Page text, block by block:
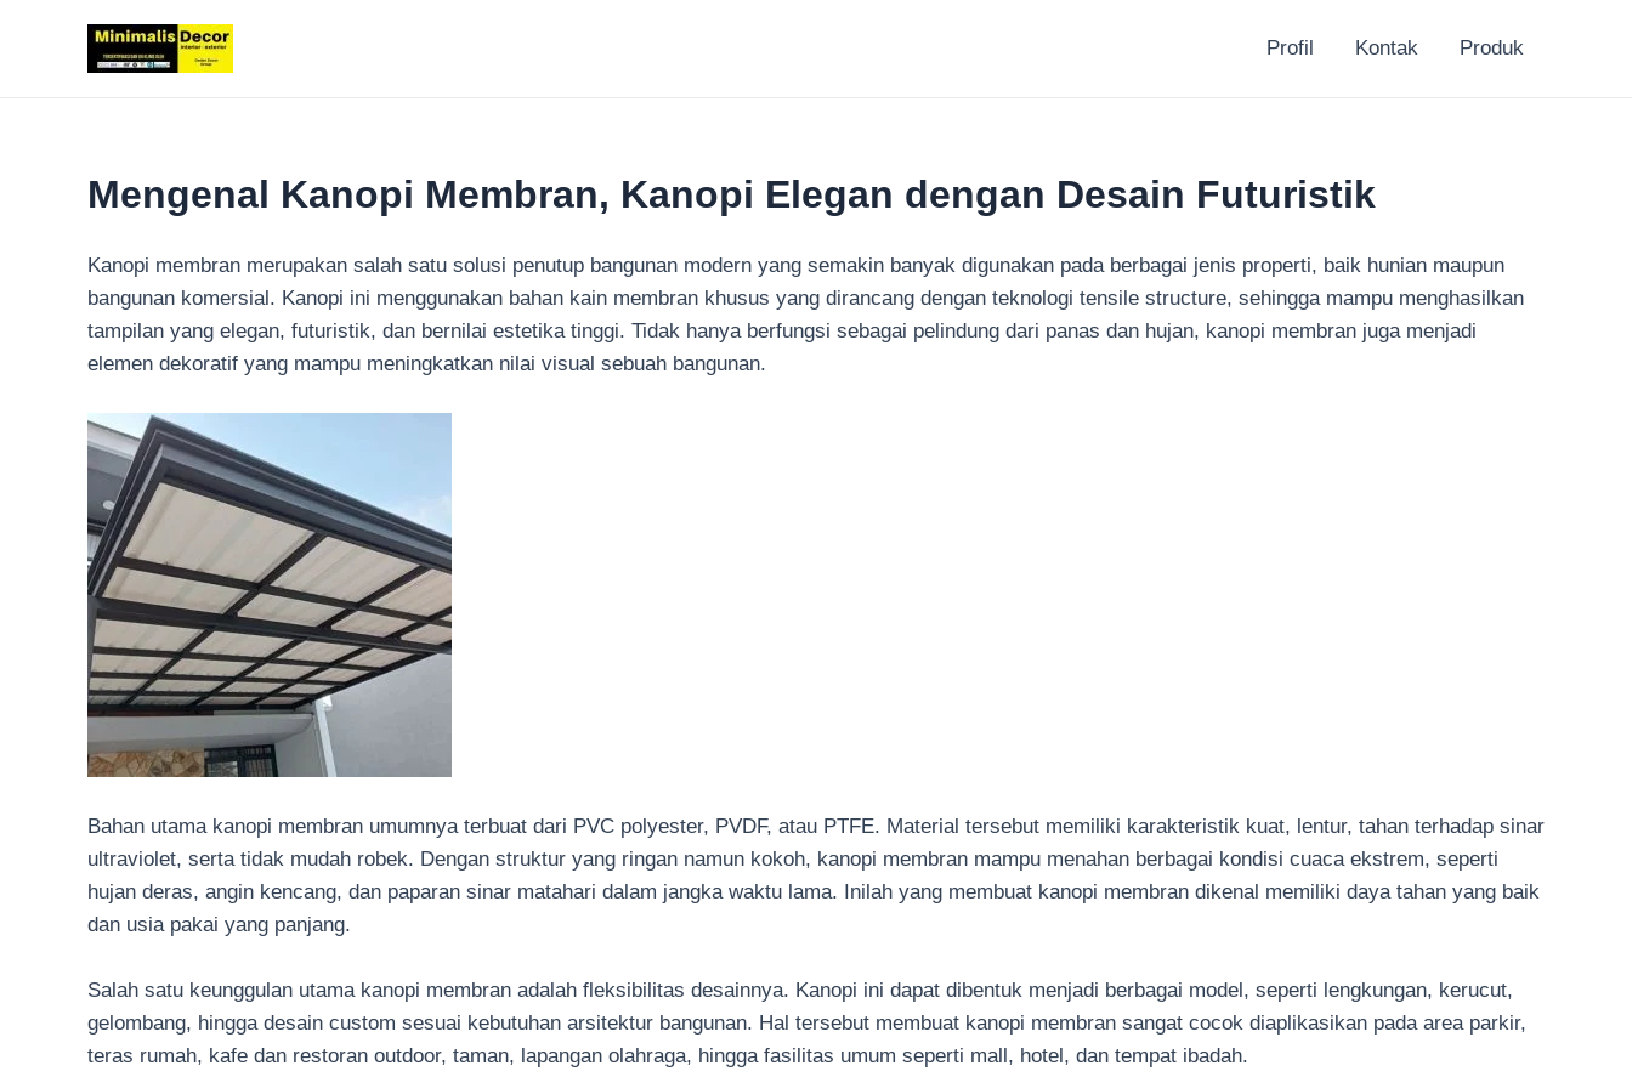
Profil Kontak Produk
Mengenal Kanopi Membran, Kanopi Elegan dengan Desain Futuristik
Kanopi membran merupakan salah satu solusi penutup bangunan modern yang semakin banyak digunakan pada berbagai jenis properti, baik hunian maupun
bangunan komersial. Kanopi ini menggunakan bahan kain membran khusus yang dirancang dengan teknologi tensile structure, sehingga mampu menghasilkan
tampilan yang elegan, futuristik, dan bernilai estetika tinggi. Tidak hanya berfungsi sebagai pelindung dari panas dan hujan, kanopi membran juga menjadi
elemen dekoratif yang mampu meningkatkan nilai visual sebuah bangunan.
Bahan utama kanopi membran umumnya terbuat dari PVC polyester, PVDF, atau PTFE. Material tersebut memiliki karakteristik kuat, lentur, tahan terhadap sinar
ultraviolet, serta tidak mudah robek. Dengan struktur yang ringan namun kokoh, kanopi membran mampu menahan berbagai kondisi cuaca ekstrem, seperti
hujan deras, angin kencang, dan paparan sinar matahari dalam jangka waktu lama. Inilah yang membuat kanopi membran dikenal memiliki daya tahan yang baik
dan usia pakai yang panjang.
Salah satu keunggulan utama kanopi membran adalah fleksibilitas desainnya. Kanopi ini dapat dibentuk menjadi berbagai model, seperti lengkungan, kerucut,
gelombang, hingga desain custom sesuai kebutuhan arsitektur bangunan. Hal tersebut membuat kanopi membran sangat cocok diaplikasikan pada area parkir,
teras rumah, kafe dan restoran outdoor, taman, lapangan olahraga, hingga fasilitas umum seperti mall, hotel, dan tempat ibadah.